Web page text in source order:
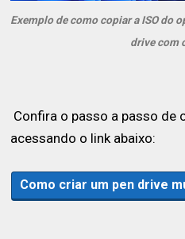
Exemplo de como copiar a ISO do
drive com
Confira o passo a passo de
acessando o link abaixo:
Como criar um pen drive